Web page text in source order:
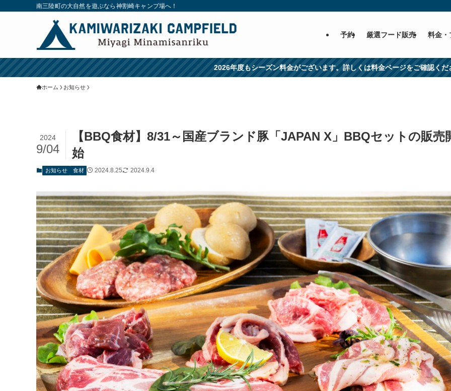
南三陸町の大自然を遊ぶなら神割崎キャンプ場へ！
予約 厳選フード販売 料金・
2026年度もシーズン料金がございます。詳しくは料金ページをご確認くだ
ホーム お知らせ
【BBQ食材】8/31～国産ブランド豚「JAPAN X」BBQセットの販売
始
2024
9/04
お知らせ 食材 2024.8.25 2024.9.4